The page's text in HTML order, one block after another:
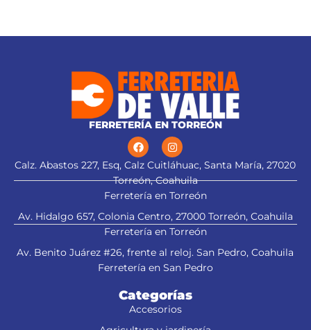
FERRETERÍA EN TORREÓN
Calz. Abastos 227, Esq, Calz Cuitláhuac, Santa María, 27020
Torreón, Coahuila
Ferretería en Torreón
Av. Hidalgo 657, Colonia Centro, 27000 Torreón, Coahuila
Ferretería en Torreón
Av. Benito Juárez #26, frente al reloj. San Pedro, Coahuila
Ferretería en San Pedro
Categorías
Accesorios